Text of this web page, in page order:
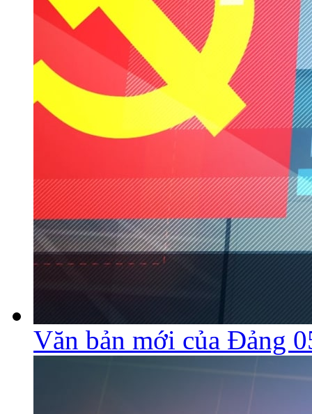
Văn bản mới của Đảng